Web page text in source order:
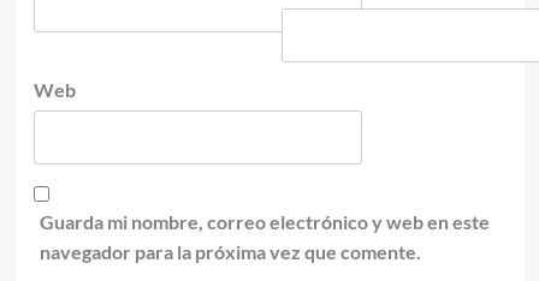
Web
Guarda mi nombre, correo electrónico y web en este
navegador para la próxima vez que comente.